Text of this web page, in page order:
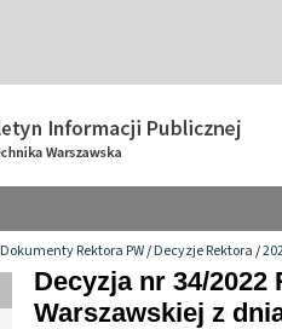
Dokumenty Rektora PW/Decyzje Rektora/
Decyzja nr 34/
Warszawskiej z